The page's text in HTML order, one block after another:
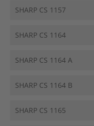
SHARP CS 1157
SHARP CS 1164
SHARP CS 1164 A
SHARP CS 1164 B
SHARP CS 1165